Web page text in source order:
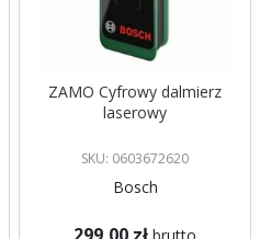
ZAMO Cyfrowy dalmierz
laserowy
SKU: 0603672620
Bosch